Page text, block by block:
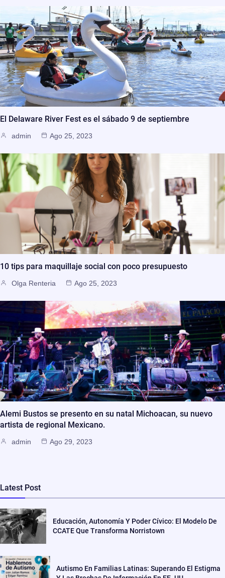
El Delaware River Fest es el sábado 9 de septiembre
admin Ago 25, 2023
10 tips para maquillaje social con poco presupuesto
Olga Renteria Ago 25, 2023
Alemi Bustos se presento en su natal Michoacan, su nuevo
artista de regional Mexicano.
admin Ago 29, 2023
Latest Post
Educación, Autonomía Y Poder Cívico: El Modelo De
CCATE Que Transforma Norristown
Autismo En Familias Latinas: Superando El Estigma